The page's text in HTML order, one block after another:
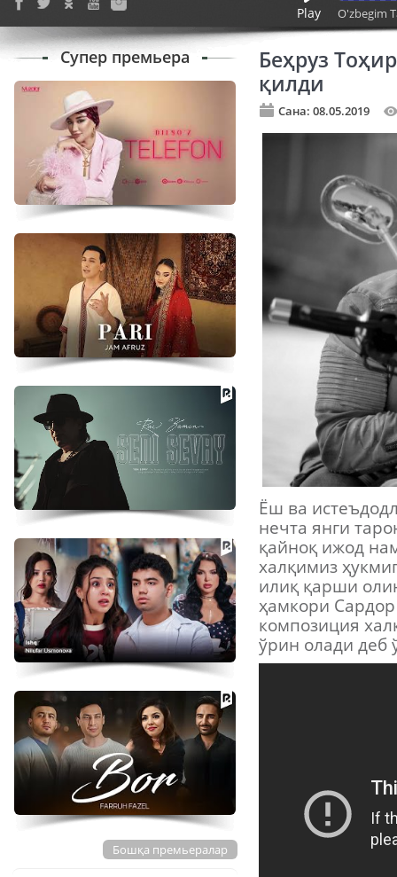
Play O'zbegim
Беҳруз
қилди
Сана: 08.05.2019
Ёш ва
нечта янги
қайноқ ижод
халқимиз
илиқ қарши
ҳамкори
композиция
ўрин олади деб
Супер премьера
Бошқа премьералар